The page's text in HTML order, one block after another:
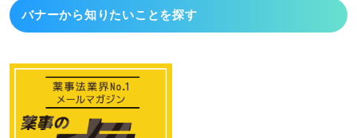
バナーから知りたいことを探す